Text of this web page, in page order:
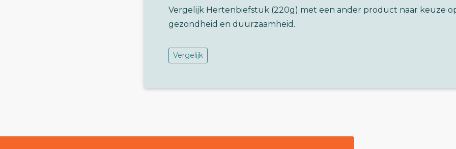
Vergelijk Hertenbiefstuk (220g) met een ander product naar keuze
gezondheid en duurzaamheid.
Vergelijk